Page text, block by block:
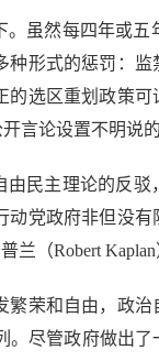
然每四年或五
形式的惩罚：
选区重划政策
言论设置不明说
民主理论的反
党政府非但没
（Robert Kaplan
和自由，政治
尽管政府做出